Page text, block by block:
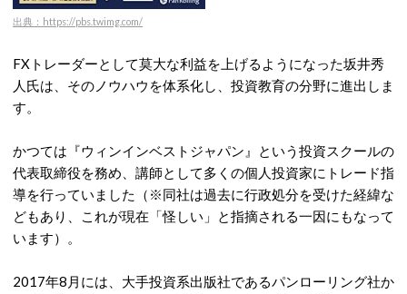
出典：https://pbs.twimg.com/
FXトレーダーとして莫大な利益を上げるようになった坂井秀
人氏は、そのノウハウを体系化し、投資教育の分野に進出しま
す。
かつては『ウィンインベストジャパン』という投資スクールの
代表取締役を務め、講師として多くの個人投資家にトレード指
導を行っていました（※同社は過去に行政処分を受けた経緯な
どもあり、これが現在「怪しい」と指摘される一因にもなって
います）。
2017年8月には、大手投資系出版社であるパンローリング社か